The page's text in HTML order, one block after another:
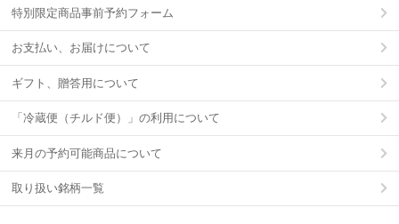
特別限定商品事前予約フォーム
お支払い、お届けについて
ギフト、贈答用について
「冷蔵便（チルド便）」の利用について
来月の予約可能商品について
取り扱い銘柄一覧